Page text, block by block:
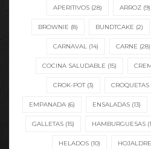
APERITIVOS (28) ARROZ (9)
BROWNIE (8) BUNDTCAKE (2)
CARNAVAL (14) CARNE (28)
COCINA SALUDABLE (15)
CROK-POT(3) CROQUETAS
EMPANADA (6) ENSALADAS (13)
GALLETAS (15) HAMBURGUESAS
HELADOS(10) HOJALDRE